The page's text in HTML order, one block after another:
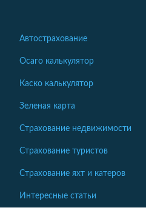
Автострахование
Осаго калькулятор
Каско калькулятор
Зеленая карта
Страхование недвижимости
Страхование туристов
Страхование яхт и катеров
Интересные статьи